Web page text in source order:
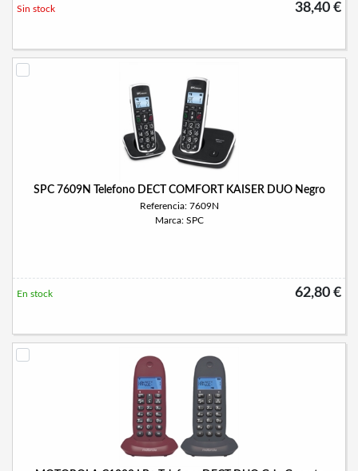
38,40 €
Sin stock
SPC 7609N Telefono DECT COMFORT KAISER DUO Negro
Referencia: 7609N
Marca: SPC
62,80 €
En stock